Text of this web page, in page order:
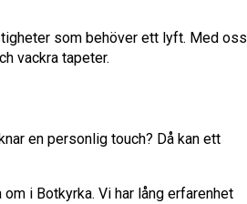
som behöver ett lyft. Med oss
vackra tapeter.
en personlig touch? Då kan ett
i Botkyrka. Vi har lång erfarenhet